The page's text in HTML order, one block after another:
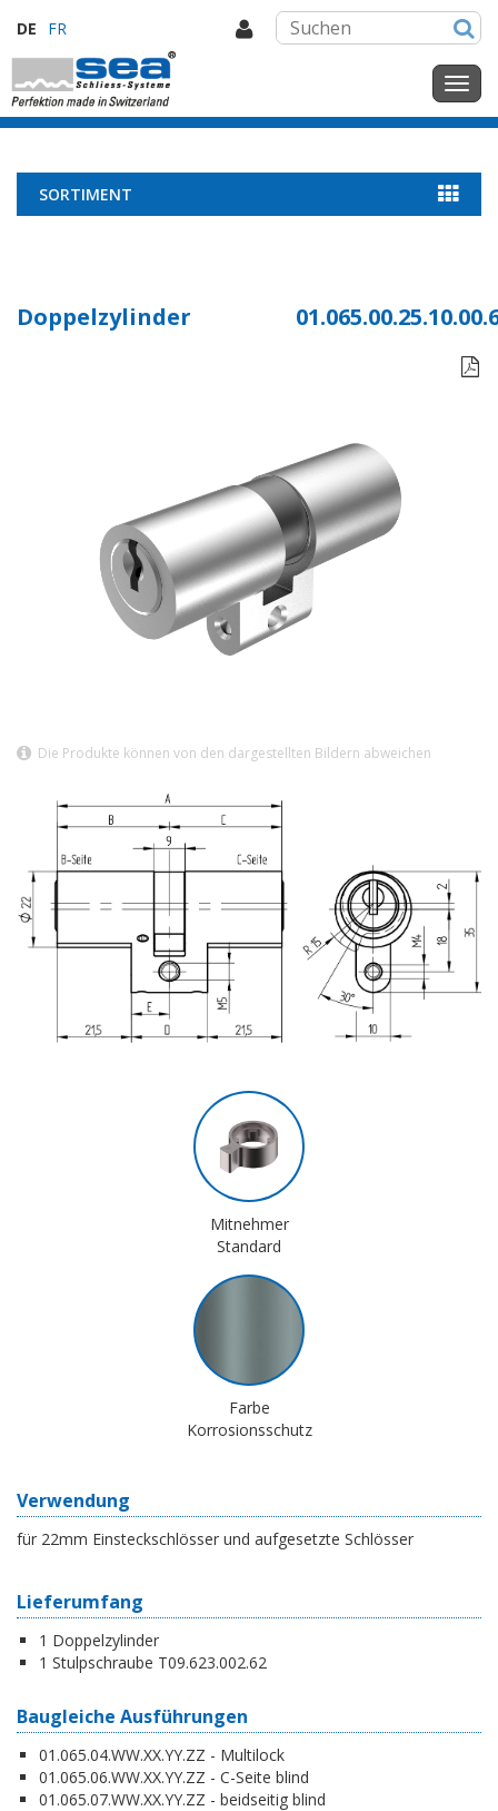
DE FR
SORTIMENT
Doppelzylinder

Die Produkte können von den dargestellten Bildern abweichen
Mitnehmer
Standard
Farbe
Korrosionsschutz
Verwendung
für 22mm Einsteckschlösser und aufgesetzte Schlösser
Lieferumfang
1 Doppelzylinder
1 Stulpschraube T09.623.002.62
Baugleiche Ausführungen
01.065.04.WW.XX.YY.ZZ - Multilock
01.065.06.WW.XX.YY.ZZ - C-Seite blind
01.065.07.WW.XX.YY.ZZ - beidseitig blind